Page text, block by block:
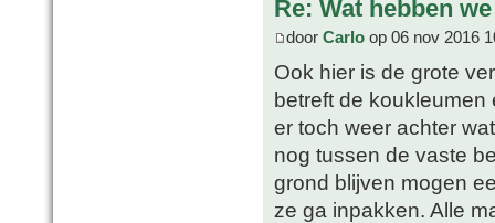
Re: Wat hebben
door Carlo op 06 nov 2016
Ook hier is de grote
betreft de
er toch weer achter
nog tussen de vaste
grond blijven mogen
ze ga inpakken. Alle